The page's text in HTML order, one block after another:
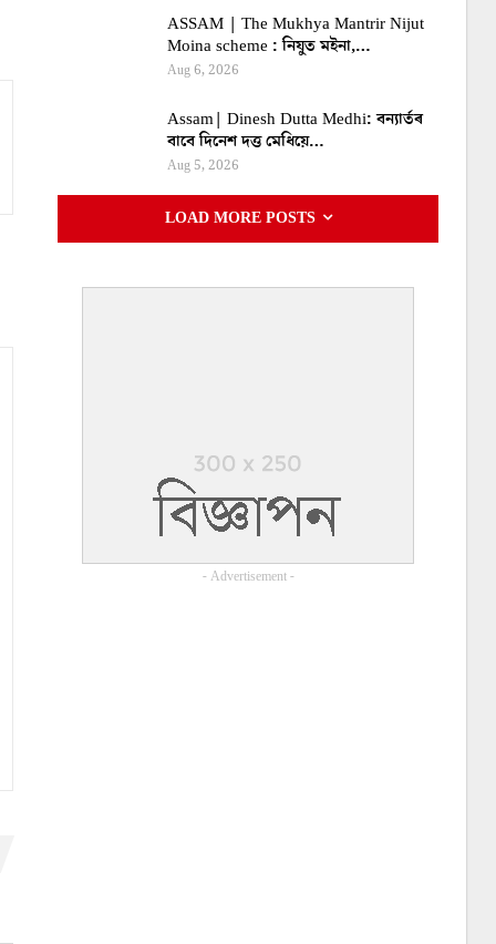
ASSAM | The Mukhya Mantrir Nijut
Moina scheme : নিযুত মইনা,…
Aug 6, 2026
Assam| Dinesh Dutta Medhi: বন্যাৰ্তৰ
বাবে দিনেশ দত্ত মেধিয়ে…
Aug 5, 2026
LOAD MORE POSTS
- Advertisement -